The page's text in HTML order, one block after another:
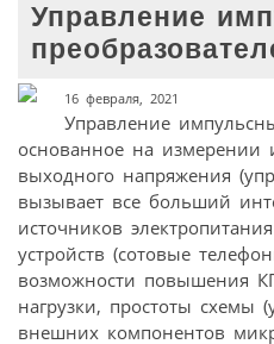
Управление
16 февраля, 2021
Управление
основанное на измерении
выходного напряжения
вызывает все больший
источников
устройств (сотовые
возможности повышения
нагрузки, простоты схемы
внешних компонентов